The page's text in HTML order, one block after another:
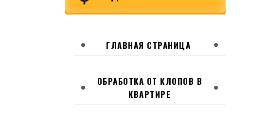
ГЛАВНАЯ СТРАНИЦА
ОБРАБОТКА ОТ КЛОПОВ В
КВАРТИРЕ